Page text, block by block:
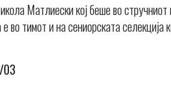
Матлиески кој беше во
тимот и на сениорската селекција